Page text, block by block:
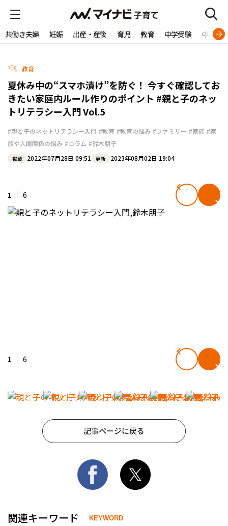
共働き夫婦 妊娠 出産・産後 育児 教育 中学受験 中学生
教育
夏休み中の“スマホ漬け”を防ぐ！ 今すぐ確認してお
きたい家庭内ルール作りのポイント #親と子のネッ
トリテラシー入門 Vol.5
#親と子のネットリテラシー入門 #教育 #教育の悩み #ファミリー #家族 #家
族や人間関係の悩み #コラム #鈴木朋子
掲載 2022年07月28日 09:51 更新 2023年08月02日 19:04
1 6
1 6
記事ページに戻る
関連キーワード KEYWORD